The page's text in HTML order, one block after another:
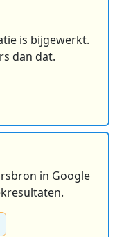
is bijgewerkt.
dan dat.
in Google